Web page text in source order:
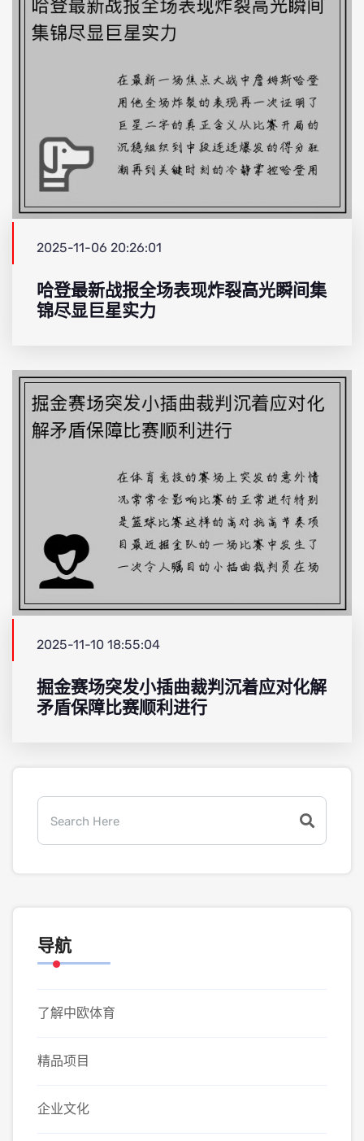
2025-11-06 20:26:01
哈登最新战报全场表现炸裂高光瞬间集
锦尽显巨星实力
2025-11-10 18:55:04
掘金赛场突发小插曲裁判沉着应对化解
矛盾保障比赛顺利进行
导航
了解中欧体育
精品项目
企业文化